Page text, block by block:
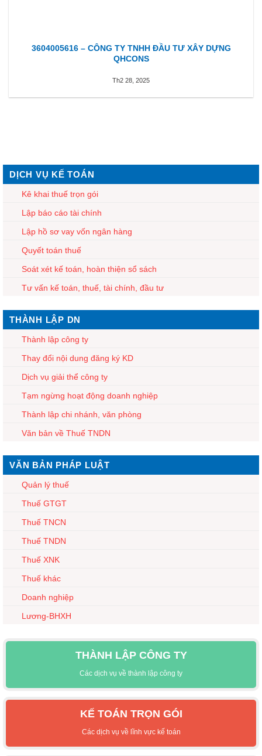
3604005616 – CÔNG TY TNHH ĐẦU TƯ XÂY DỰNG
QHCONS
Th2 28, 2025
DỊCH VỤ KẾ TOÁN
Kê khai thuế trọn gói
Lập báo cáo tài chính
Lập hồ sơ vay vốn ngân hàng
Quyết toán thuế
Soát xét kế toán, hoàn thiện sổ sách
Tư vấn kế toán, thuế, tài chính, đầu tư
THÀNH LẬP DN
Thành lập công ty
Thay đổi nội dung đăng ký KD
Dịch vụ giải thể công ty
Tạm ngừng hoạt động doanh nghiệp
Thành lập chi nhánh, văn phòng
Văn bản về Thuế TNDN
VĂN BẢN PHÁP LUẬT
Quản lý thuế
Thuế GTGT
Thuế TNCN
Thuế TNDN
Thuế XNK
Thuế khác
Doanh nghiệp
Lương-BHXH
THÀNH LẬP CÔNG TY
Các dịch vụ về thành lập công ty
KẾ TOÁN TRỌN GÓI
Các dịch vụ về lĩnh vực kế toán